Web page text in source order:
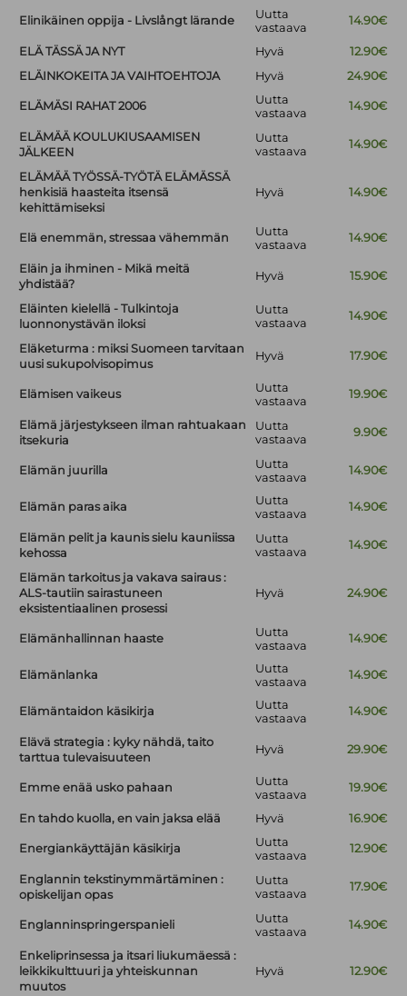
Elinikäinen oppija - Livslångt lärande
Uutta
vastaava
14.90€
ELÄ TÄSSÄ JA NYT Hyvä
12.90€
ELÄINKOKEITA JA VAIHTOEHTOJA
Hyvä 24.90€
ELÄMÄSI RAHAT 2006
Uutta
vastaava
14.90€
ELÄMÄÄ KOULUKIUSAAMISEN
JÄLKEEN
Uutta
vastaava
14.90€
ELÄMÄÄ TYÖSSÄ-TYÖTÄ ELÄMÄSSÄ
henkisiä haasteita itsensä
kehittämiseksi
Hyvä 14.90€
Elä enemmän, stressaa vähemmän
Uutta
vastaava
14.90€
Eläin ja ihminen - Mikä meitä
yhdistää?
Hyvä 15.90€
Eläinten kielellä - Tulkintoja
luonnonystävän iloksi
Uutta
vastaava
14.90€
Eläketurma : miksi Suomeen tarvitaan
uusi sukupolvisopimus
Hyvä 17.90€
Elämisen vaikeus
Uutta
vastaava
19.90€
Elämä järjestykseen ilman rahtuakaan
itsekuria
Uutta
vastaava
9.90€
Elämän juurilla
Uutta
vastaava
14.90€
Elämän paras aika
Uutta
vastaava
14.90€
Elämän pelit ja kaunis sielu kauniissa
kehossa
Uutta
vastaava
14.90€
Elämän tarkoitus ja vakava sairaus :
ALS-tautiin sairastuneen
eksistentiaalinen prosessi
Hyvä 24.90€
Elämänhallinnan haaste
Uutta
vastaava
14.90€
Elämänlanka
Uutta
vastaava
14.90€
Elämäntaidon käsikirja
Uutta
vastaava
14.90€
Elävä strategia : kyky nähdä, taito
tarttua tulevaisuuteen
Hyvä 29.90€
Emme enää usko pahaan
Uutta
vastaava
19.90€
En tahdo kuolla, en vain jaksa elää Hyvä 16.90€
Energiankäyttäjän käsikirja
Uutta
vastaava
12.90€
Englannin tekstinymmärtäminen :
opiskelijan opas
Uutta
vastaava
17.90€
Englanninspringerspanieli
Uutta
vastaava
14.90€
Enkeliprinsessa ja itsari liukumäessä :
leikkikulttuuri ja yhteiskunnan
muutos
Hyvä 12.90€